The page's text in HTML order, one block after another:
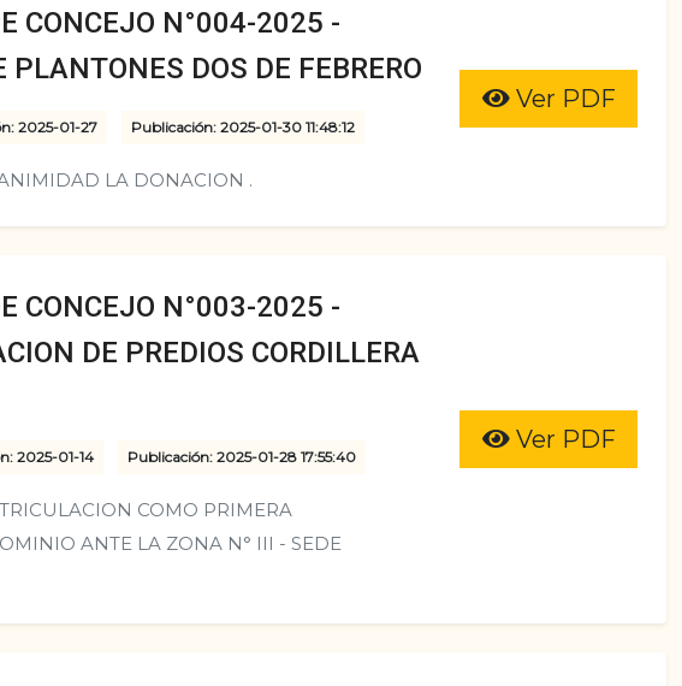
CONCEJO N°004-2025 -
PLANTONES DOS DE FEBRERO
2025-01-27 Publicación: 2025-01-30 11:48:12
LA DONACION .
Ver PDF
CONCEJO N°003-2025 -
DE PREDIOS CORDILLERA
2025-01-14 Publicación: 2025-01-28 17:55:40
COMO PRIMERA
ANTE LA ZONA N° III - SEDE
Ver PDF